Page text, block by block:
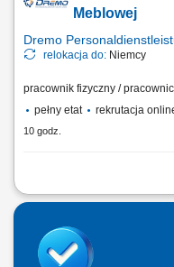
Meblowej
Dremo
relokacja do: Niemcy
pracownik fizyczny /
pełny etat
rekrutacja
10 godz.
Zakres obowiązków:
organizacja procesu
zgodnie z dokumentacją
obróbki drewna; Udział